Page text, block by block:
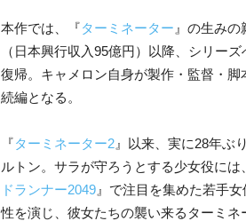
本作では、『ターミネーター 』の生み
（日本興行収入95億円）以降、シリー
復帰。キャメロン自身が製作・監督・脚
続編となる。
『ターミネーター2 』以来、実に28年ぶ
ルトン。サラが守ろうとする少女役に
ドランナー2049 』で注目を集めた若手
性を演じ、彼女たちの襲い来るターミ